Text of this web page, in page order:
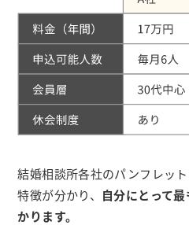
結婚相談所各社のパンフレッ
特徴が分かり、 自分にとって
かります。